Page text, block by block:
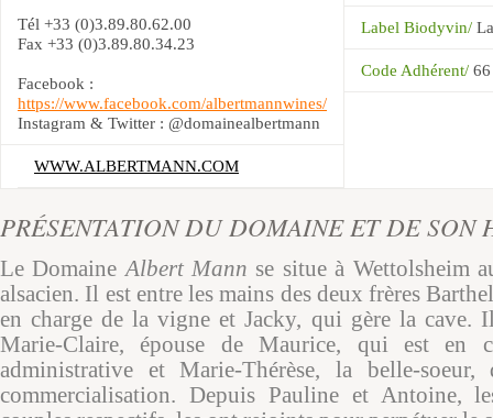
Tél +33 (0)3.89.80.62.00
Fax +33 (0)3.89.80.34.23
Facebook :
https://www.facebook.com/albertmannwines/
Instagram & Twitter : @domainealbertmann
WWW.ALBERTMANN.COM
Label Biodyvin/
Code Adhérent/ 66
PRÉSENTATION DU DOMAINE ET DE SON
Le Domaine Albert Mann se situe à Wettolsheim
alsacien. Il est entre les mains des deux frères
en charge de la vigne et Jacky, qui gère la cave.
Marie-Claire, épouse de Maurice, qui est en
administrative et Marie-Thérèse, la belle-
commercialisation. Depuis Pauline et Antoine,